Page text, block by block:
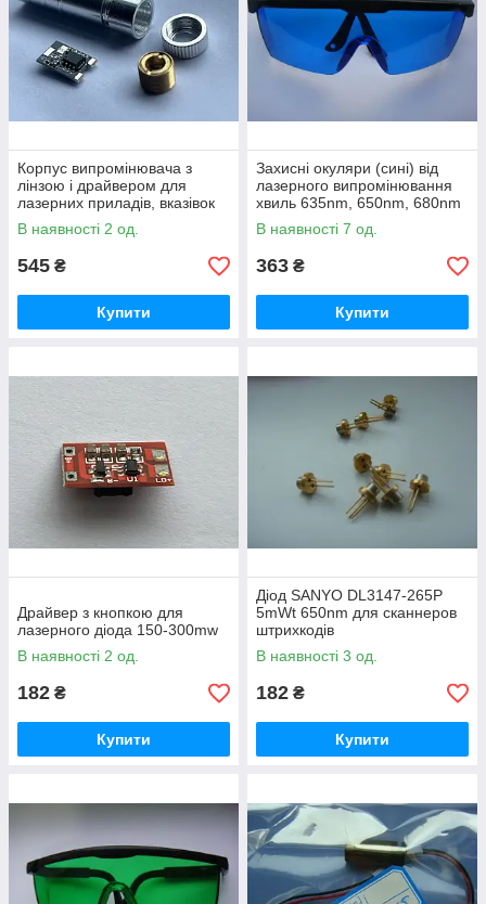
Корпус випромінювача з
лінзою і драйвером для
лазерних приладів, вказівок
В наявності 2 од.
545 ₴
Купити
Захисні окуляри (сині) від
лазерного випромінювання
хвиль 635nm, 650nm, 680nm
В наявності 7 од.
363 ₴
Купити
Драйвер з кнопкою для
лазерного діода 150-300mw
В наявності 2 од.
182 ₴
Купити
Діод SANYO DL3147-265P
5mWt 650nm для сканнеров
штрихкодів
В наявності 3 од.
182 ₴
Купити